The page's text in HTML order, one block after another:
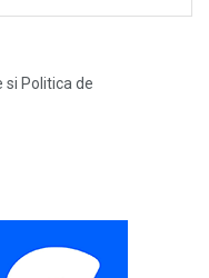
si Politica de